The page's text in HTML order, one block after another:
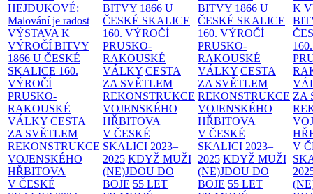
HEJDUKOVÉ:
Malování je radost
VÝSTAVA K
VÝROČÍ BITVY
1866 U ČESKÉ
SKALICE 160.
VÝROČÍ
PRUSKO-
RAKOUSKÉ
VÁLKY CESTA
ZA SVĚTLEM
REKONSTRUKCE
VOJENSKÉHO
HŘBITOVA
V ČESKÉ
BITVY 1866 U
ČESKÉ SKALICE
160. VÝROČÍ
PRUSKO-
RAKOUSKÉ
VÁLKY CESTA
ZA SVĚTLEM
REKONSTRUKCE
VOJENSKÉHO
HŘBITOVA
V ČESKÉ
SKALICI 2023–
2025 KDYŽ MUŽI
(NE)JDOU DO
BOJE 55 LET
BITVY 1866 U
ČESKÉ SKALICE
160. VÝROČÍ
PRUSKO-
RAKOUSKÉ
VÁLKY CESTA
ZA SVĚTLEM
REKONSTRUKCE
VOJENSKÉHO
HŘBITOVA
V ČESKÉ
SKALICI 2023–
2025 KDYŽ MUŽI
(NE)JDOU DO
BOJE 55 LET
K
ZA
V